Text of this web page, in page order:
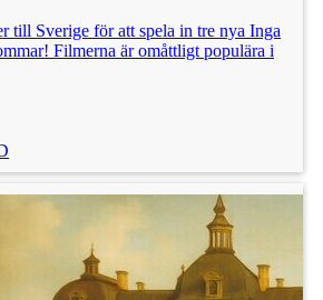
till Sverige för att spela in tre nya Inga
Filmerna är omåttligt populära i